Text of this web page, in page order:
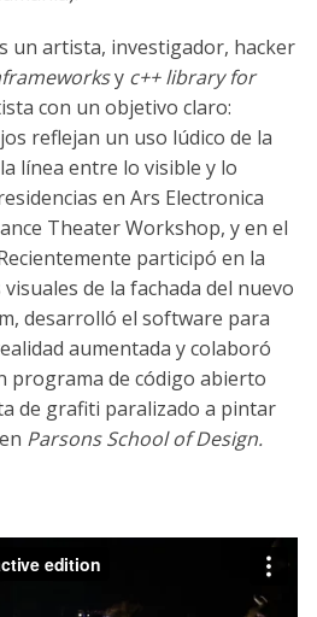
un artista, investigador, hacker
y c++ library for
con un objetivo claro:
reflejan un uso lúdico de la
línea entre lo visible y lo
en Ars Electronica
Theater Workshop, y en el
participó en la
de la fachada del nuevo
desarrolló el software para
aumentada y colaboró
programa de código abierto
de grafiti paralizado a pintar
Parsons School of Design.